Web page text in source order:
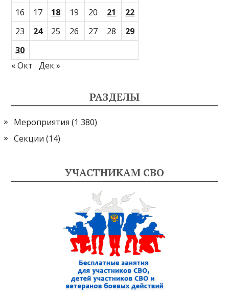
16
17 18 19 20 21
22
23
24 25 26 27 28
29
30
« Окт
Дек »
РАЗДЕЛЫ
Мероприятия (1 380)
Секции (14)
УЧАСТНИКАМ СВО